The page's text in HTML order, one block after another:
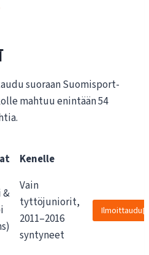
suoraan Suomisport-
mahtuu enintään 54
Kenelle
&
Vain
tyttöjuniorit,
2011–2016
syntyneet
Ilmoittaudu